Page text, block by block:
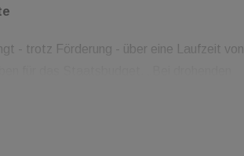
- trotz Förderung - über eine Laufzeit von